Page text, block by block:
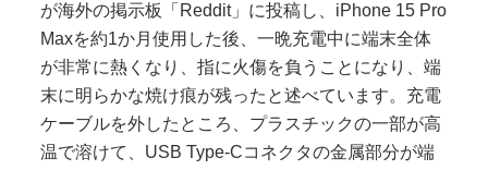
が海外の掲示板「Reddit」に投稿し、iPhone 15 Pro
Maxを約1か月使用した後、一晩充電中に端末全体
が非常に熱くなり、指に火傷を負うことになり、端
末に明らかな焼け痕が残ったと述べています。充電
ケーブルを外したところ、プラスチックの一部が高
温で溶けて、USB Type-Cコネクタの金属部分が端